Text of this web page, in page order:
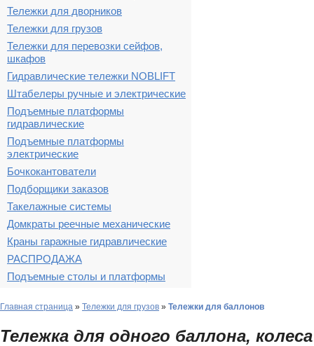
Тележки для дворников
Тележки для грузов
Тележки для перевозки сейфов,
шкафов
Гидравлические тележки NOBLIFT
Штабелеры ручные и электрические
Подъемные платформы
гидравлические
Подъемные платформы
электрические
Бочкокантователи
Подборщики заказов
Такелажные системы
Домкраты реечные механические
Краны гаражные гидравлические
РАСПРОДАЖА
Подъемные столы и платформы
Главная страница » Тележки для грузов » Тележки для баллонов
Тележка для одного баллона, колеса